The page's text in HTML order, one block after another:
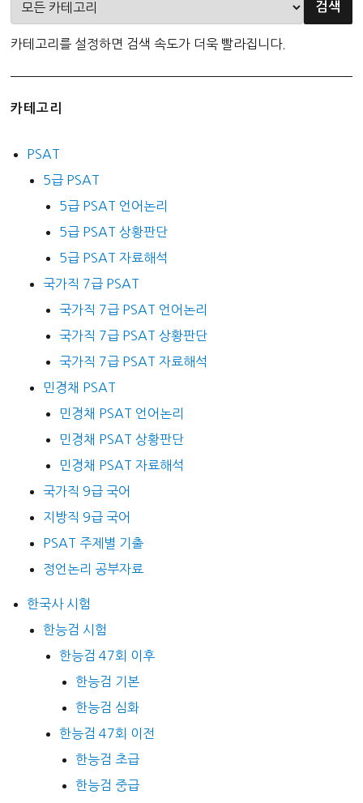
카테고리를 설정하면 검색 속도가 더욱 빨라집니다.
카테고리
PSAT
5급 PSAT
5급 PSAT 언어논리
5급 PSAT 상황판단
5급 PSAT 자료해석
국가직 7급 PSAT
국가직 7급 PSAT 언어논리
국가직 7급 PSAT 상황판단
국가직 7급 PSAT 자료해석
민경채 PSAT
민경채 PSAT 언어논리
민경채 PSAT 상황판단
민경채 PSAT 자료해석
국가직 9급 국어
지방직 9급 국어
PSAT 주제별 기출
정언논리 공부자료
한국사 시험
한능검 시험
한능검 47회 이후
한능검 기본
한능검 심화
한능검 47회 이전
한능검 초급
한능검 중급